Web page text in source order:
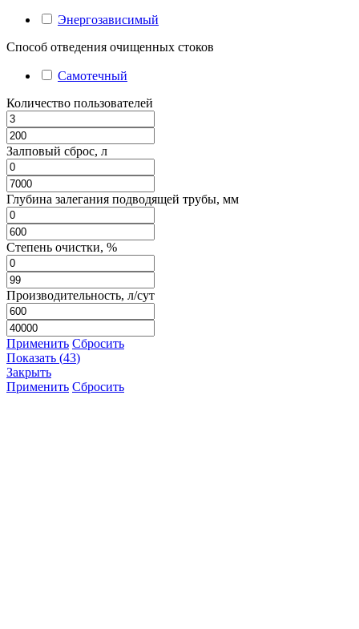
Энергозависимый
Способ отведения очищенных стоков
Самотечный
Количество пользователей
Залповый сброс, л
Глубина залегания подводящей трубы, мм
Степень очистки, %
Производительность, л/сут
Применить Сбросить
Показать (43)
Закрыть
Применить Сбросить